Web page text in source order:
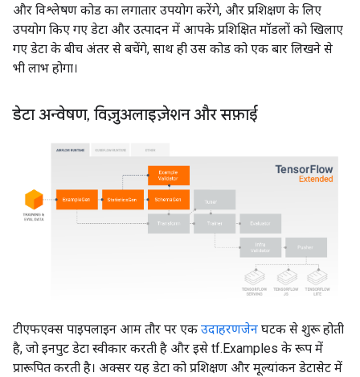
और विश्लेषण कोड का लगातार उपयोग करेंगे, और प्रशिक्षण के लिए
उपयोग किए गए डेटा और उत्पादन में आपके प्रशिक्षित मॉडलों को खिलाए
गए डेटा के बीच अंतर से बचेंगे, साथ ही उस कोड को एक बार लिखने से
भी लाभ होगा।
डेटा अन्वेषण, विज़ुअलाइज़ेशन और सफ़ाई
टीएफएक्स पाइपलाइन आम तौर पर एक उदाहरणजेन घटक से शुरू होती
है, जो इनपुट डेटा स्वीकार करती है और इसे tf.Examples के रूप में
प्रारूपित करती है। अक्सर यह डेटा को प्रशिक्षण और मूल्यांकन डेटासेट में